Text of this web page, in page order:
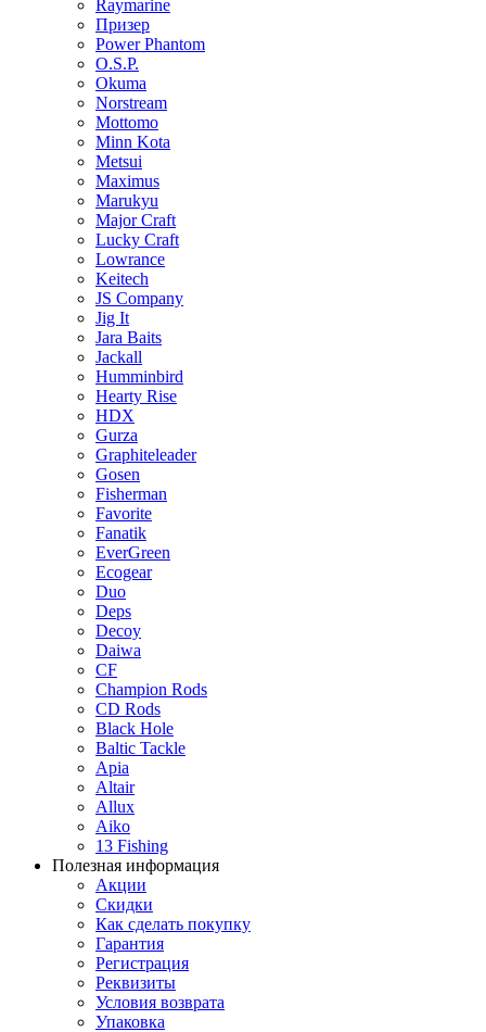
Raymarine
Призер
Power Phantom
O.S.P.
Okuma
Norstream
Mottomo
Minn Kota
Metsui
Maximus
Marukyu
Major Craft
Lucky Craft
Lowrance
Keitech
JS Company
Jig It
Jara Baits
Jackall
Humminbird
Hearty Rise
HDX
Gurza
Graphiteleader
Gosen
Fisherman
Favorite
Fanatik
EverGreen
Ecogear
Duo
Deps
Decoy
Daiwa
CF
Champion Rods
CD Rods
Black Hole
Baltic Tackle
Apia
Altair
Allux
Aiko
13 Fishing
Полезная информация
Акции
Скидки
Как сделать покупку
Гарантия
Регистрация
Реквизиты
Условия возврата
Упаковка